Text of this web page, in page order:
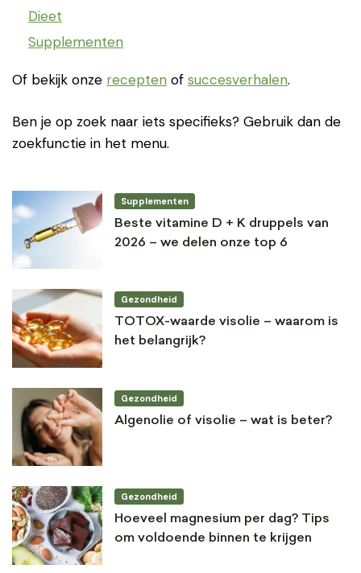
Dieet
Supplementen
Of bekijk onze recepten of succesverhalen.
Ben je op zoek naar iets specifieks? Gebruik dan de
zoekfunctie in het menu.
Supplementen
Beste vitamine D + K druppels van
2026 – we delen onze top 6
Gezondheid
TOTOX-waarde visolie – waarom is
het belangrijk?
Gezondheid
Algenolie of visolie – wat is beter?
Gezondheid
Hoeveel magnesium per dag? Tips
om voldoende binnen te krijgen